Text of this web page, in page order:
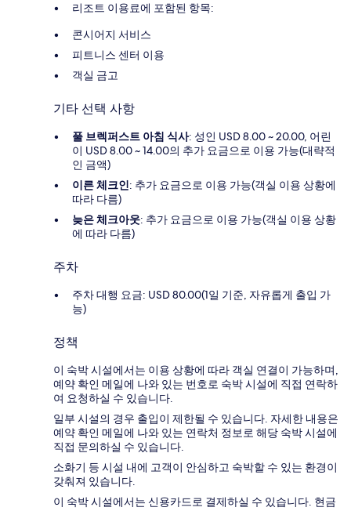
리조트 이용료에 포함된 항목:
콘시어지 서비스
피트니스 센터 이용
객실 금고
기타 선택 사항
풀 브렉퍼스트 아침 식사: 성인 USD 8.00 ~ 20.00, 어린
이 USD 8.00 ~ 14.00의 추가 요금으로 이용 가능(대략적
인 금액)
이른 체크인: 추가 요금으로 이용 가능(객실 이용 상황에
따라 다름)
늦은 체크아웃: 추가 요금으로 이용 가능(객실 이용 상황
에 따라 다름)
주차
주차 대행 요금: USD 80.00(1일 기준, 자유롭게 출입 가
능)
정책
이 숙박 시설에서는 이용 상황에 따라 객실 연결이 가능하며,
예약 확인 메일에 나와 있는 번호로 숙박 시설에 직접 연락하
여 요청하실 수 있습니다.
일부 시설의 경우 출입이 제한될 수 있습니다. 자세한 내용은
예약 확인 메일에 나와 있는 연락처 정보로 해당 숙박 시설에
직접 문의하실 수 있습니다.
소화기 등 시설 내에 고객이 안심하고 숙박할 수 있는 환경이
갖춰져 있습니다.
이 숙박 시설에서는 신용카드로 결제하실 수 있습니다. 현금